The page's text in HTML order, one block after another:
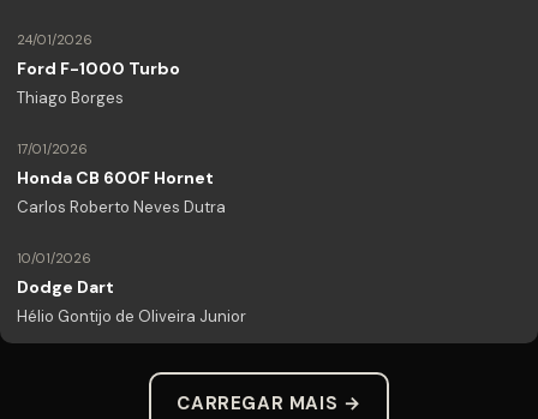
24/01/2026
Ford F-1000 Turbo
Thiago Borges
17/01/2026
Honda CB 600F Hornet
Carlos Roberto Neves Dutra
10/01/2026
Dodge Dart
Hélio Gontijo de Oliveira Junior
CARREGAR MAIS →